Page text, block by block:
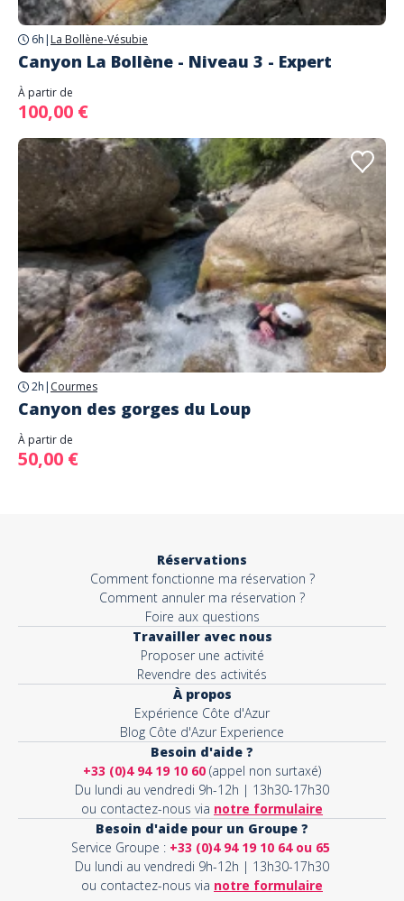
6h | La Bollène-Vésubie
Canyon La Bollène - Niveau 3 - Expert
À partir de
100,00 €
2h | Courmes
Canyon des gorges du Loup
À partir de
50,00 €
Réservations
Comment fonctionne ma réservation ?
Comment annuler ma réservation ?
Foire aux questions
Travailler avec nous
Proposer une activité
Revendre des activités
À propos
Expérience Côte d'Azur
Blog Côte d'Azur Experience
Besoin d'aide ?
+33 (0)4 94 19 10 60 (appel non surtaxé)
Du lundi au vendredi 9h-12h | 13h30-17h30
ou contactez-nous via notre formulaire
Besoin d'aide pour un Groupe ?
Service Groupe : +33 (0)4 94 19 10 64 ou 65
Du lundi au vendredi 9h-12h | 13h30-17h30
ou contactez-nous via notre formulaire